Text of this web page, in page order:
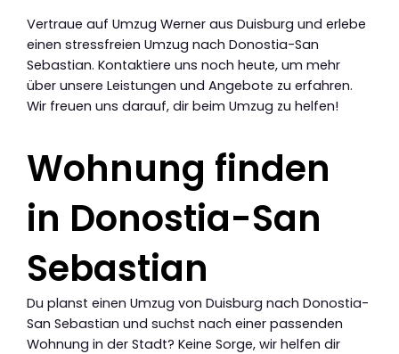
Vertraue auf Umzug Werner aus Duisburg und erlebe
einen stressfreien Umzug nach Donostia-San
Sebastian. Kontaktiere uns noch heute, um mehr
über unsere Leistungen und Angebote zu erfahren.
Wir freuen uns darauf, dir beim Umzug zu helfen!
Wohnung finden
in Donostia-San
Sebastian
Du planst einen Umzug von Duisburg nach Donostia-
San Sebastian und suchst nach einer passenden
Wohnung in der Stadt? Keine Sorge, wir helfen dir